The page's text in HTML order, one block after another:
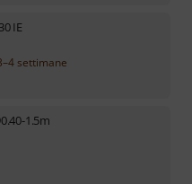
IE
settimane
1.5m